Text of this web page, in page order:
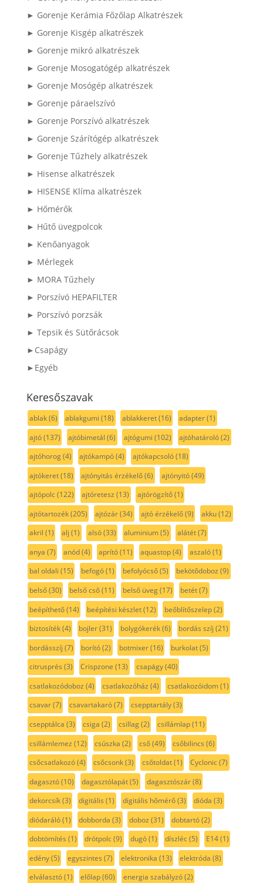
► Gorenje Kerámia Főzőlap Alkatrészek
► Gorenje Kisgép alkatrészek
► Gorenje mikró alkatrészek
► Gorenje Mosogatógép alkatrészek
► Gorenje Mosógép alkatrészek
► Gorenje páraelszívó
► Gorenje Porszívó alkatrészek
► Gorenje Szárítógép alkatrészek
► Gorenje Tűzhely alkatrészek
► Hisense alkatrészek
► HISENSE Klíma alkatrészek
► Hőmérők
► Hűtő üvegpolcok
► Kenőanyagok
► Mérlegek
► MORA Tűzhely
► Porszívó HEPAFILTER
► Porszívó porzsák
► Tepsik és Sütőrácsok
►Csapágy
►Egyéb
Keresőszavak
ablak(6) ablakgumi (18) ablakkeret(16) adapter(1)
ajtó(137) ajtóbimetál (6) ajtógumi (102) ajtóhatároló(2)
ajtóhorog(4) ajtókampó(4) ajtókapcsoló(18)
ajtókeret(18) ajtónyitás érzékelő(6) ajtónyitó(49)
ajtópolc(122) ajtóretesz (13) ajtórögzítő(1)
ajtótartozék(205) ajtózár(34) ajtó érzékelő(9) akku(12)
akril (1) alj (1) alsó(33) aluminium(5) alátét(7)
anya (7) anód(4) aprító(11) aquastop(4) aszaló(1)
bal oldali (15) befogó(1) befolyócső(5) bekötődoboz (9)
belső(30) belső cső(11) belső üveg(17) betét(7)
beépíthető(14) beépítési készlet(12) beőblítőszelep(2)
biztosíték(4) bojler(31) bolygókerék(6) bordás szíj (21)
bordásszíj (7) borító(2) botmixer(16) burkolat(5)
citrusprés (3) Crispzone (13) csapágy(40)
csatlakozódoboz (4) csatlakozóház (4) csatlakozóidom(1)
csavar(7) csavartakaró(7) csepptartály(3)
csepptálca (3) csiga (2) csillag(2) csillámlap(11)
csillámlemez (12) csúszka (2) cső(49) csőbilincs (6)
csőcsatlakozó(4) csőcsonk(3) csőtoldat(1) Cyclonic(7)
dagasztó(10) dagasztólapát(5) dagasztószár(8)
dekorcsík(3) digitális (1) digitális hőmérő(3) dióda (3)
diódaráló(1) dobborda (3) doboz (31) dobtartó(2)
dobtömítés (1) drótpolc(9) dugó(1) díszléc(5) E14(1)
edény(5) egyszintes (7) elektronika (13) elektróda (8)
elválasztó(1) előlap(60) energia szabályzó(2)